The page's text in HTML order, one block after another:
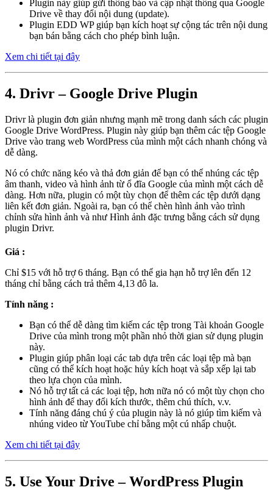
Plugin này giúp gửi thông báo và cập nhật thông qua Google
Drive về thay đổi nội dung (update).
Plugin EDD WP giúp bạn kích hoạt sự cộng tác trên nội dung
bạn bán bằng cách cho phép bình luận.
Xem chi tiết tại đây
4. Drivr – Google Drive Plugin
Drivr là plugin đơn giản nhưng mạnh mẽ trong danh sách các plugin
Google Drive WordPress. Plugin này giúp bạn thêm các tệp Google
Drive vào trang web WordPress của mình một cách nhanh chóng và
dễ dàng.
Nó có chức năng kéo và thả đơn giản để bạn có thể nhúng các tệp
âm thanh, video và hình ảnh từ ổ đĩa Google của mình một cách dễ
dàng. Hơn nữa, plugin có một tùy chọn để thêm các tệp dưới dạng
liên kết đơn giản. Ngoài ra, bạn có thể chèn hình ảnh vào trình
chỉnh sửa hình ảnh và như Hình ảnh đặc trưng bằng cách sử dụng
plugin Drivr.
Giá :
Chỉ $15 với hỗ trợ 6 tháng. Bạn có thể gia hạn hỗ trợ lên đến 12
tháng chỉ bằng cách trả thêm 4,13 đô la.
Tính năng :
Bạn có thể dễ dàng tìm kiếm các tệp trong Tài khoản Google
Drive của mình trong một phần nhỏ thời gian sử dụng plugin
này.
Plugin giúp phân loại các tab dựa trên các loại tệp mà bạn
cũng có thể kích hoạt hoặc hủy kích hoạt và sắp xếp lại tab
theo lựa chọn của mình.
Nó hỗ trợ tất cả các loại tệp, hơn nữa nó có một tùy chọn cho
hình ảnh để thay đổi kích thước, thêm chú thích, v.v.
Tính năng đáng chú ý của plugin này là nó giúp tìm kiếm và
nhúng video từ YouTube chỉ bằng một cú nhấp chuột.
Xem chi tiết tại đây
5. Use Your Drive – WordPress Plugin